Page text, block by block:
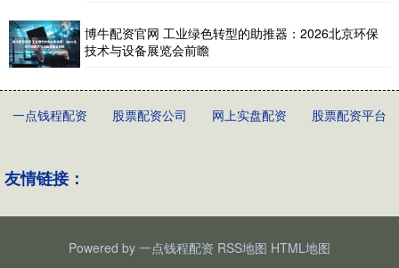
博牛配资官网 工业绿色转型的助推器：2026北京环保
技术与设备展览会前瞻
一点钱程配资 股票配资公司 网上实盘配资 股票配资平台
友情链接：
Powered by 一点钱程配资 RSS地图 HTML地图